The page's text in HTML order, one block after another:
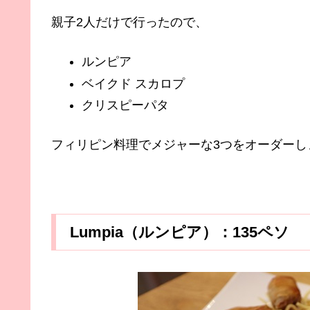
親子2人だけで行ったので、
ルンピア
ベイクド スカロプ
クリスピーパタ
フィリピン料理でメジャーな3つをオーダー
Lumpia（ルンピア）：135ペソ